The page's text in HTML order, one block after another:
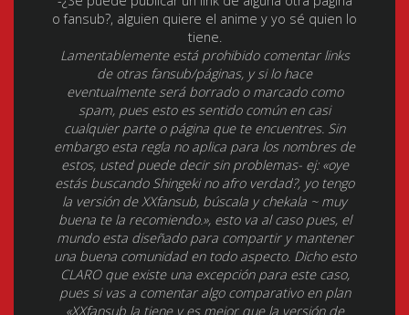
o fansub?, alguien quiere el anime y yo sé quien lo
tiene.
Lamentablemente está prohibido comentar links
de otras fansub/páginas, y si lo hace
eventualmente será borrado o marcado como
spam, pues esto es sentido común en casi
cualquier parte o página que te encuentres. Sin
embargo esta regla no aplica para los nombres de
estos, usted puede decir sin problemas- ej: «oye
estás buscando Shingeki no afro verdad?, yo tengo
la versión de XXfansub, búscala y chekala ~ muy
buena te la recomiendo.», esto va al caso pues, el
mundo esta diseñado para compartir y mantener
una buena comunidad en todo aspecto. Dicho esto
CLARO que existe una excepción para este caso,
pues si vas a comentar algo comparativo en plan
«XXfansub la tiene y es mejor que la versión de